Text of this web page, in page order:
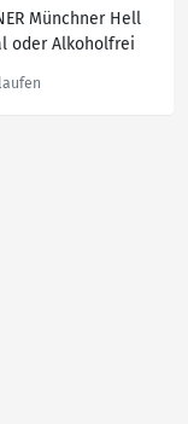
Münchner Hell
oder Alkoholfrei